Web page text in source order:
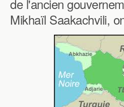
de l'ancien
Mikhaïl Saakachvili,